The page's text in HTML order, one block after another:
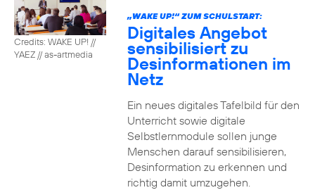
Credits: WAKE UP! //
YAEZ // as-artmedia
„WAKE UP!“ ZUM SCHULSTART:
Digitales Angebot
sensibilisiert zu
Desinformationen im
Netz
Ein neues digitales Tafelbild für den
Unterricht sowie digitale
Selbstlernmodule sollen junge
Menschen darauf sensibilisieren,
Desinformation zu erkennen und
richtig damit umzugehen.